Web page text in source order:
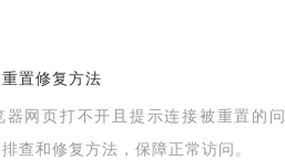
置修复方法
器网页打不开且提示连接被重置的问
查和修复方法，保障正常访问。